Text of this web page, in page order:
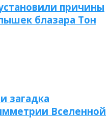
причины
блазара Тон
загадка
Вселенной